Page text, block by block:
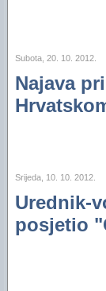
Subota, 20. 10. 2012.
Najava
Srijeda, 10. 10. 2012.
Urednik-
posjetio